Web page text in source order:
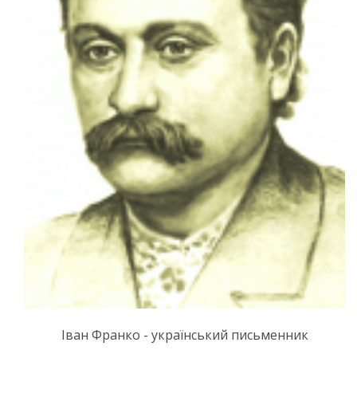
Іван Франко - український письменник